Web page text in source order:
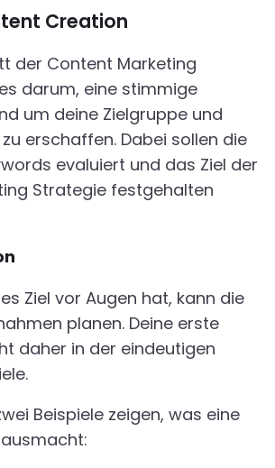
Creation
der Content Marketing
darum, eine stimmige
um deine Zielgruppe und
erschaffen. Dabei sollen die
evaluiert und das Ziel der
Strategie festgehalten
Ziel vor Augen hat, kann die
planen. Deine erste
daher in der eindeutigen
Beispiele zeigen, was eine